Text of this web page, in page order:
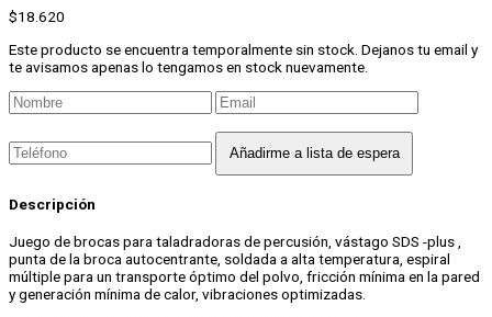
$18.620
Este producto se encuentra temporalmente sin stock. Dejanos tu email y
te avisamos apenas lo tengamos en stock nuevamente.
Descripción
Juego de brocas para taladradoras de percusión, vástago SDS -plus ,
punta de la broca autocentrante, soldada a alta temperatura, espiral
múltiple para un transporte óptimo del polvo, fricción mínima en la pared
y generación mínima de calor, vibraciones optimizadas.